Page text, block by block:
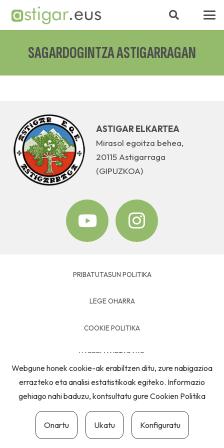
SAGARDOGINTZA ASTIGARRAGAN
ASTIGAR ELKARTEA
Mirasol egoitza behea,
20115 Astigarraga
(GIPUZKOA)
PRIBATUTASUN POLITIKA
LEGE OHARRA
COOKIE POLITIKA
HARREMANETARAKO
Webgune honek cookie-ak erabiltzen ditu, zure nabigazioa
errazteko eta analisi estatistikoak egiteko. Informazio
gehiago nahi baduzu, kontsultatu gureCookien Politika
Onartu Ukatu Konfiguratu